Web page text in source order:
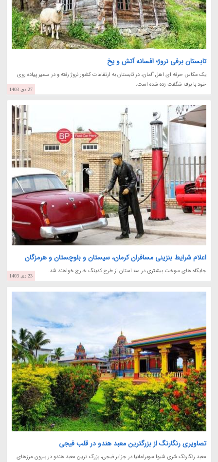
تابستان برفی نروژ؛ افسانه آتش و یخ
یک عکاس حرفه ای اهل آلمان، در تابستان به ارتفاعات کشور نروژ رفته و در مسیر پیاده روی
خود با برف شگفت زده شده است.
27 دی 1403
اعلام شرایط بنزینی مسافران کرمان، سیستان و بلوچستان و هرمزگان
جایگاه های سوخت بیشتری در سه استان از طرح کدینگ خارج خواهند شد.
23 دی 1403
تصاویری رنگارنگ از بزرگترین معبد هندو در قلب فیجی
معبد رنگارنگ شری شیوا سوبرامانیا در جزایر فیجی، بزرگ ترین معبد هندو در بیرون مرزهای